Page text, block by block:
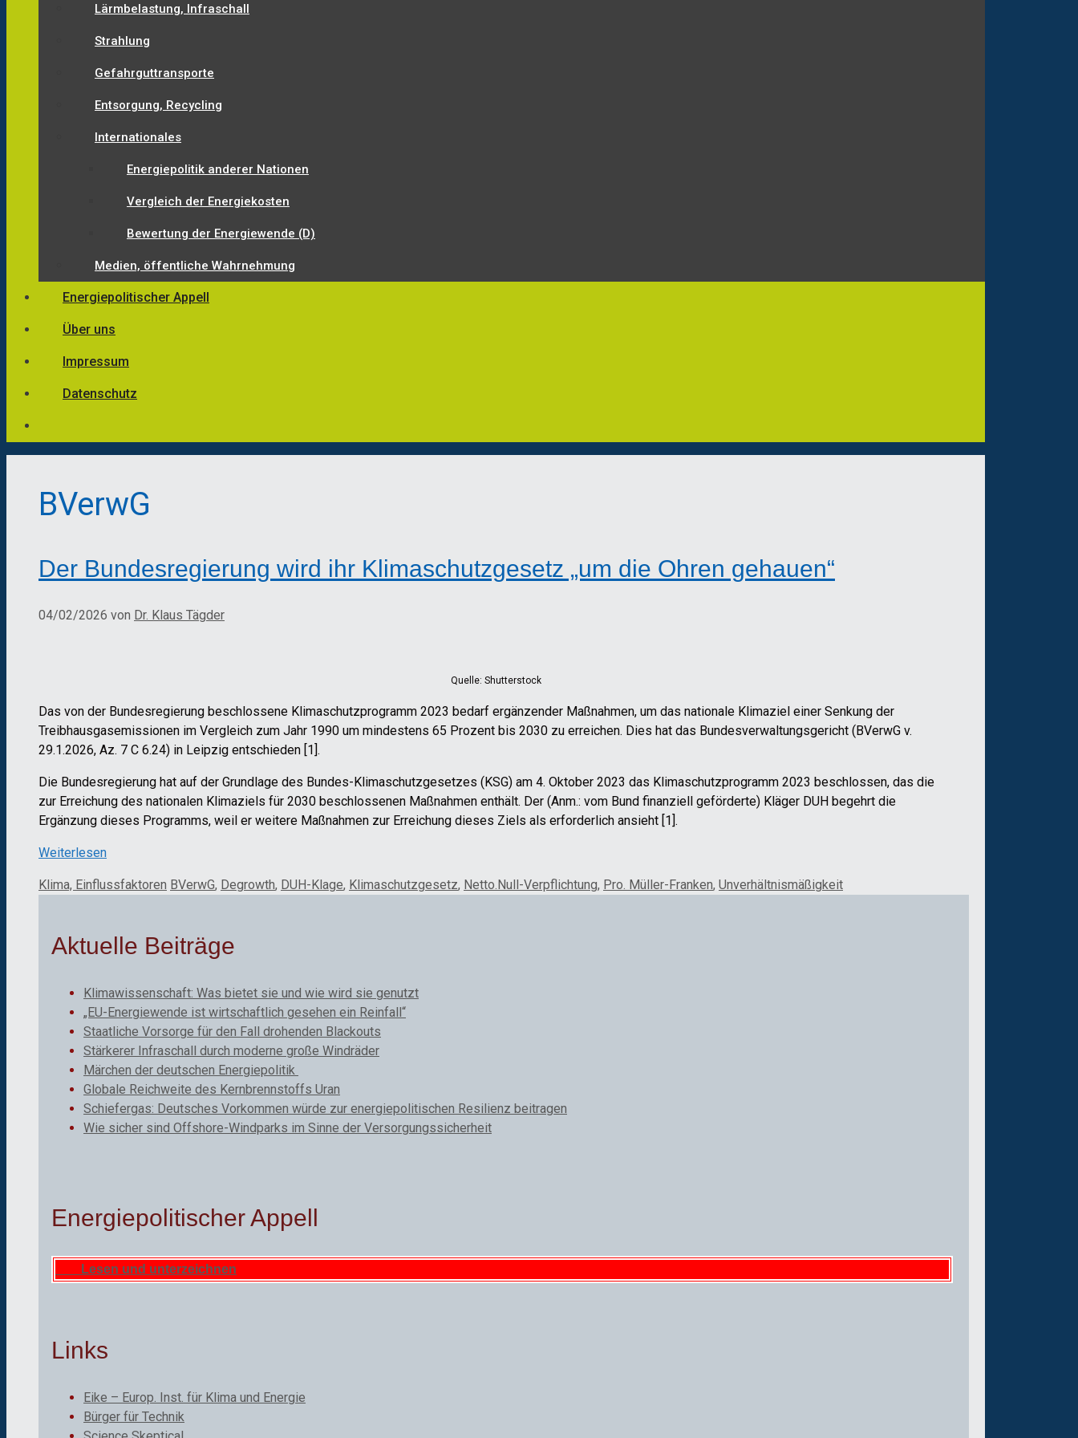
Lärmbelastung, Infraschall
Strahlung
Gefahrguttransporte
Entsorgung, Recycling
Internationales
Energiepolitik anderer Nationen
Vergleich der Energiekosten
Bewertung der Energiewende (D)
Medien, öffentliche Wahrnehmung
Energiepolitischer Appell
Über uns
Impressum
Datenschutz
BVerwG
Der Bundesregierung wird ihr Klimaschutzgesetz „um die Ohren gehauen“
04/02/2026 von Dr. Klaus Tägder
Quelle: Shutterstock
Das von der Bundesregierung beschlossene Klimaschutzprogramm 2023 bedarf ergänzender Maßnahmen, um das nationale Klimaziel einer Senkung der
Treibhausgasemissionen im Vergleich zum Jahr 1990 um mindestens 65 Prozent bis 2030 zu erreichen. Dies hat das Bundesverwaltungsgericht (BVerwG v.
29.1.2026, Az. 7 C 6.24) in Leipzig entschieden [1].
Die Bundesregierung hat auf der Grundlage des Bundes-Klimaschutzgesetzes (KSG) am 4. Oktober 2023 das Klimaschutzprogramm 2023 beschlossen, das die
zur Erreichung des nationalen Klimaziels für 2030 beschlossenen Maßnahmen enthält. Der (Anm.: vom Bund finanziell geförderte) Kläger DUH begehrt die
Ergänzung dieses Programms, weil er weitere Maßnahmen zur Erreichung dieses Ziels als erforderlich ansieht [1].
Weiterlesen
Kategorien
Klima, Einflussfaktoren Schlagwörter
BVerwG, Degrowth, DUH-Klage, Klimaschutzgesetz, Netto.Null-Verpflichtung, Pro. Müller-Franken, Unverhältnismäßigkeit
Aktuelle Beiträge
Klimawissenschaft: Was bietet sie und wie wird sie genutzt
„EU-Energiewende ist wirtschaftlich gesehen ein Reinfall“
Staatliche Vorsorge für den Fall drohenden Blackouts
Stärkerer Infraschall durch moderne große Windräder
Märchen der deutschen Energiepolitik
Globale Reichweite des Kernbrennstoffs Uran
Schiefergas: Deutsches Vorkommen würde zur energiepolitischen Resilienz beitragen
Wie sicher sind Offshore-Windparks im Sinne der Versorgungssicherheit
Energiepolitischer Appell
Lesen und unterzeichnen
Links
Eike – Europ. Inst. für Klima und Energie
Bürger für Technik